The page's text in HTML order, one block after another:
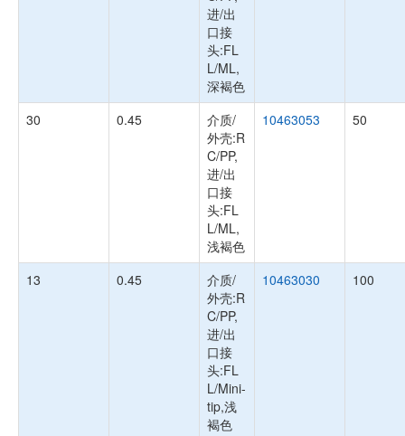
进/出
口接
头:FL
L/ML,
深褐色
30 0.45
介质/
外壳:R
C/PP,
进/出
口接
头:FL
L/ML,
浅褐色
10463053 50
13 0.45
介质/
外壳:R
C/PP,
进/出
口接
头:FL
L/Mini-
tip,浅
褐色
10463030 100